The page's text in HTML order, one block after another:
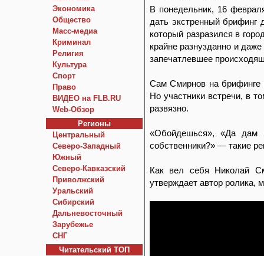
Экономика
Общество
Macc-медиа
Криминал
Религия
Культура
Спорт
Право
ВИДЕО на FLB.RU
Web-Обзор
Регионы
Центральный
Северо-Западный
Южный
Северо-Кавказский
Приволжский
Уральский
Сибирский
Дальневосточный
Зарубежье
СНГ
Читательский TOП
В понедельник, 16
дать экстренный
который разразился в
крайне разнузданно и
запечатлевшее
Сам Смирнов на брифинге
Но участники встречи, в
развязно.
«Обойдешься», «Да дам
собственники?» — такие
Как вел себя Николай
утверждает автор ролика,